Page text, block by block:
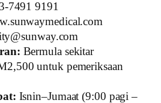
9191
Bermula sekitar
untuk pemeriksaan
Isnin–Jumaat (9:00 pagi –